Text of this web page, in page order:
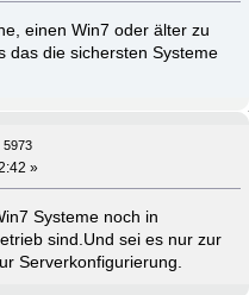
einen Win7 oder älter zu
das die sichersten Systeme
5973
»
Systeme noch in
sind.Und sei es nur zur
Serverkonfigurierung.